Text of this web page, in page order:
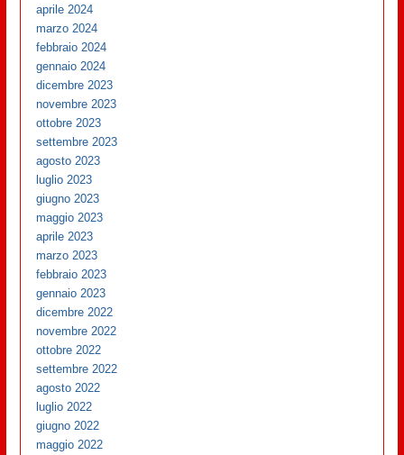
aprile 2024
marzo 2024
febbraio 2024
gennaio 2024
dicembre 2023
novembre 2023
ottobre 2023
settembre 2023
agosto 2023
luglio 2023
giugno 2023
maggio 2023
aprile 2023
marzo 2023
febbraio 2023
gennaio 2023
dicembre 2022
novembre 2022
ottobre 2022
settembre 2022
agosto 2022
luglio 2022
giugno 2022
maggio 2022